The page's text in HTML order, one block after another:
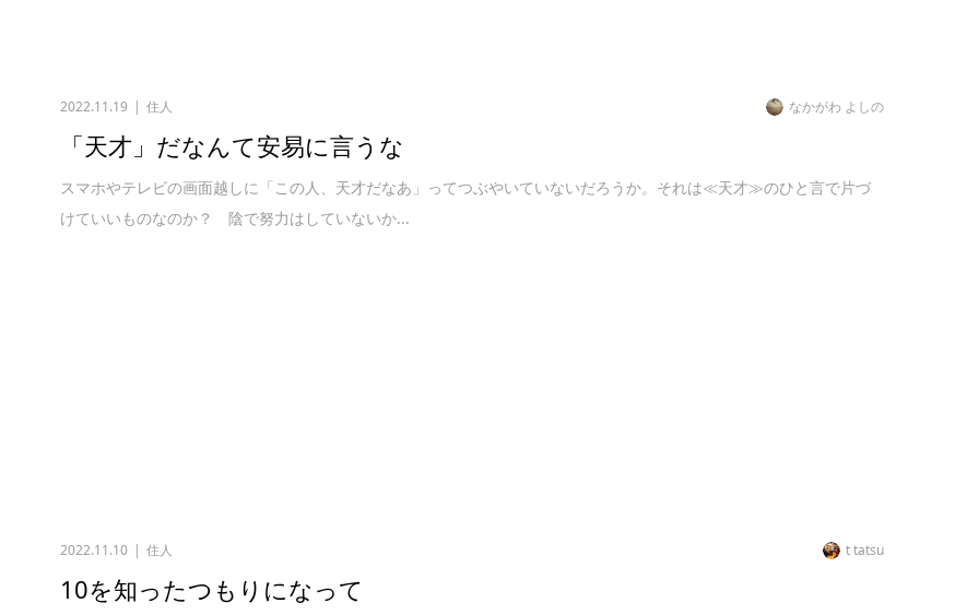
2022.11.19 住人 なかがわ よしの
「天才」だなんて安易に言うな
スマホやテレビの画面越しに「この人、天才だなあ」ってつぶやいていないだろうか。それは≪天才≫のひと言で片づ
けていいものなのか？ 陰で努力はしていないか...
2022.11.10 住人 t tatsu
10を知ったつもりになって